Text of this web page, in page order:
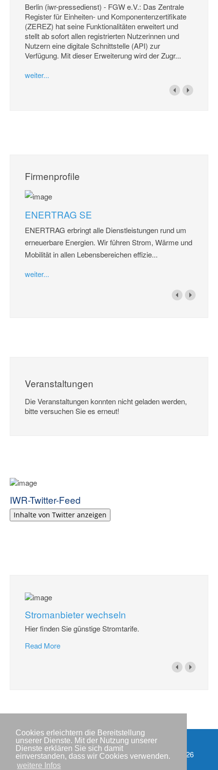
Cookies erleichtern die Bereitstellung
unserer Dienste. Mit der Nutzung unserer
Dienste erklären Sie sich damit
einverstanden, dass wir Cookies verwenden.
weitere Infos
Berlin (iwr-pressedienst) - FGW e.V.: Das Zentrale
Register für Einheiten- und Komponentenzertifikate
(ZEREZ) hat seine Funktionalitäten erweitert und
stellt ab sofort allen registrierten Nutzerinnen und
Nutzern eine digitale Schnittstelle (API) zur
Verfügung. Mit dieser Erweiterung wird der Zugr...
weiter...
Firmenprofile
ENERTRAG SE
ENERTRAG erbringt alle Dienstleistungen rund um
erneuerbare Energien. Wir führen Strom, Wärme und
Mobilität in allen Lebensbereichen effizie...
weiter...
Veranstaltungen
Die Veranstaltungen konnten nicht geladen werden,
bitte versuchen Sie es erneut!
IWR-Twitter-Feed
Inhalte von Twitter anzeigen
Stromanbieter wechseln
Hier finden Sie günstige Stromtarife.
Read More
Impressum
Datenschutzerklärung
Copyright © IWR 2026